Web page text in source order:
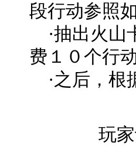
段行动参照
·抽出火山
费１０个行
·之后，根
玩